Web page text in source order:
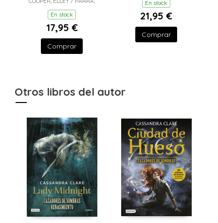
KELL
En stock
17,95 €
Comprar
En stock
21,95 €
Comprar
Otros libros del autor